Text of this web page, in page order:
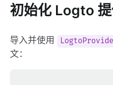
初始化 Logto
导入并使用
文：